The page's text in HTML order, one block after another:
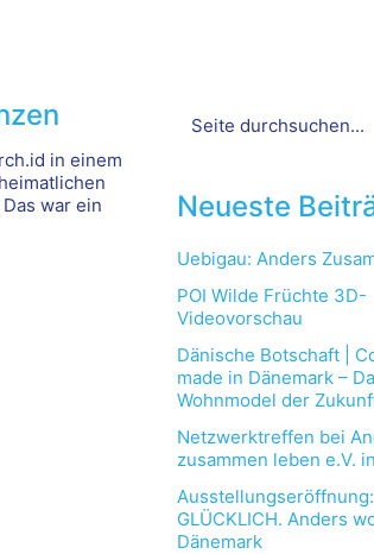
in einem
war ein
for:
Neueste
Uebigau: Anders
POI Wilde Früchte 3D-
Videovorschau
Dänische Botschaft |
made in Dänemark –
Wohnmodel der
Netzwerktreffen bei
zusammen leben e.V.
Ausstellungseröffnung:
GLÜCKLICH. Anders
Dänemark